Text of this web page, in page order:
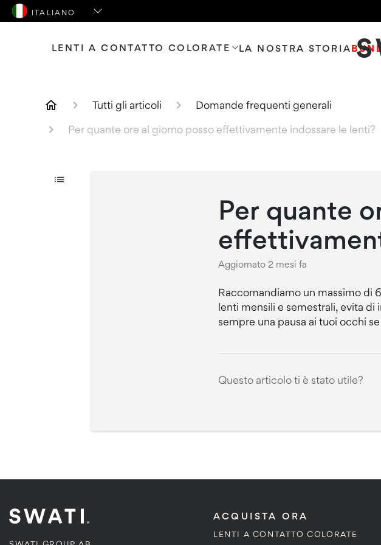
LENTI A CONTATTO COLORATE LA NOSTRA STORIA
Tutti gli articoli
Domande frequenti generali
Per quante ore al giorno posso effettivamente indossare le lenti?
Per quante
Aggiornato2 mesi fa
Raccomandiamo un massimo di
lenti mensili e semestrali, evita di
sempre una pausa ai tuoi occhi
Questo articolo ti è stato utile?
ACQUISTA ORA
LENTI A CONTATTO COLORATE